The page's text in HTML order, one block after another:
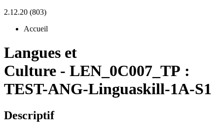
2.12.20 (803)
Accueil
Langues et
Culture - LEN_0C007_TP :
TEST-ANG-Linguaskill-1A-S1
Descriptif